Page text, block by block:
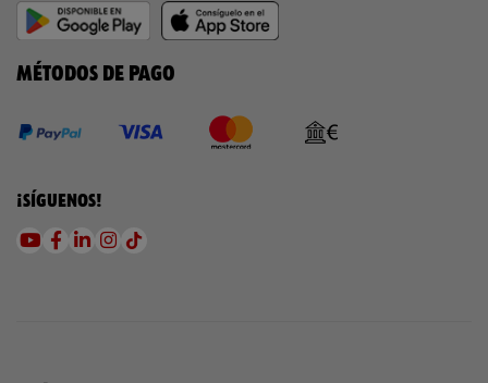
MÉTODOS DE PAGO
¡SÍGUENOS!